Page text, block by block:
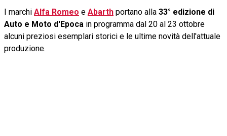
I marchi Alfa Romeo e Abarth portano alla 33° edizione di
Auto e Moto d'Epoca in programma dal 20 al 23 ottobre
alcuni preziosi esemplari storici e le ultime novità dell'attuale
produzione.